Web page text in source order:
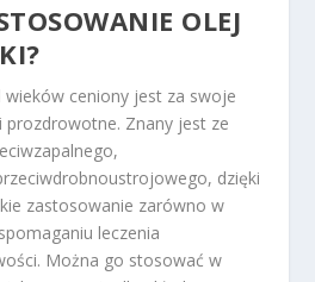
OLEJ
wieków ceniony jest za swoje
prozdrowotne. Znany jest ze
dzięki
zastosowanie zarówno w
leczenia
Można go stosować w